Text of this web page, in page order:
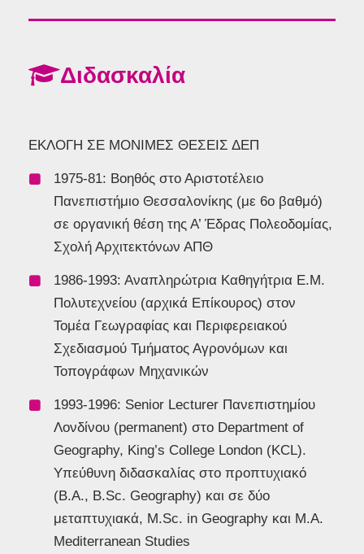
Διδασκαλία
ΕΚΛΟΓΗ ΣΕ ΜΟΝΙΜΕΣ ΘΕΣΕΙΣ ΔΕΠ
1975-81: Βοηθός στο Αριστοτέλειο
Πανεπιστήμιο Θεσσαλονίκης (με 6ο βαθμό)
σε οργανική θέση της Α’ Έδρας Πολεοδομίας,
Σχολή Αρχιτεκτόνων ΑΠΘ
1986-1993: Αναπληρώτρια Καθηγήτρια Ε.Μ.
Πολυτεχνείου (αρχικά Επίκουρος) στον
Τομέα Γεωγραφίας και Περιφερειακού
Σχεδιασμού Τμήματος Αγρονόμων και
Τοπογράφων Μηχανικών
1993-1996: Senior Lecturer Πανεπιστημίου
Λονδίνου (permanent) στο Department of
Geography, King’s College London (KCL).
Υπεύθυνη διδασκαλίας στο προπτυχιακό
(B.A., B.Sc. Geography) και σε δύο
μεταπτυχιακά, M.Sc. in Geography και M.A.
Mediterranean Studies